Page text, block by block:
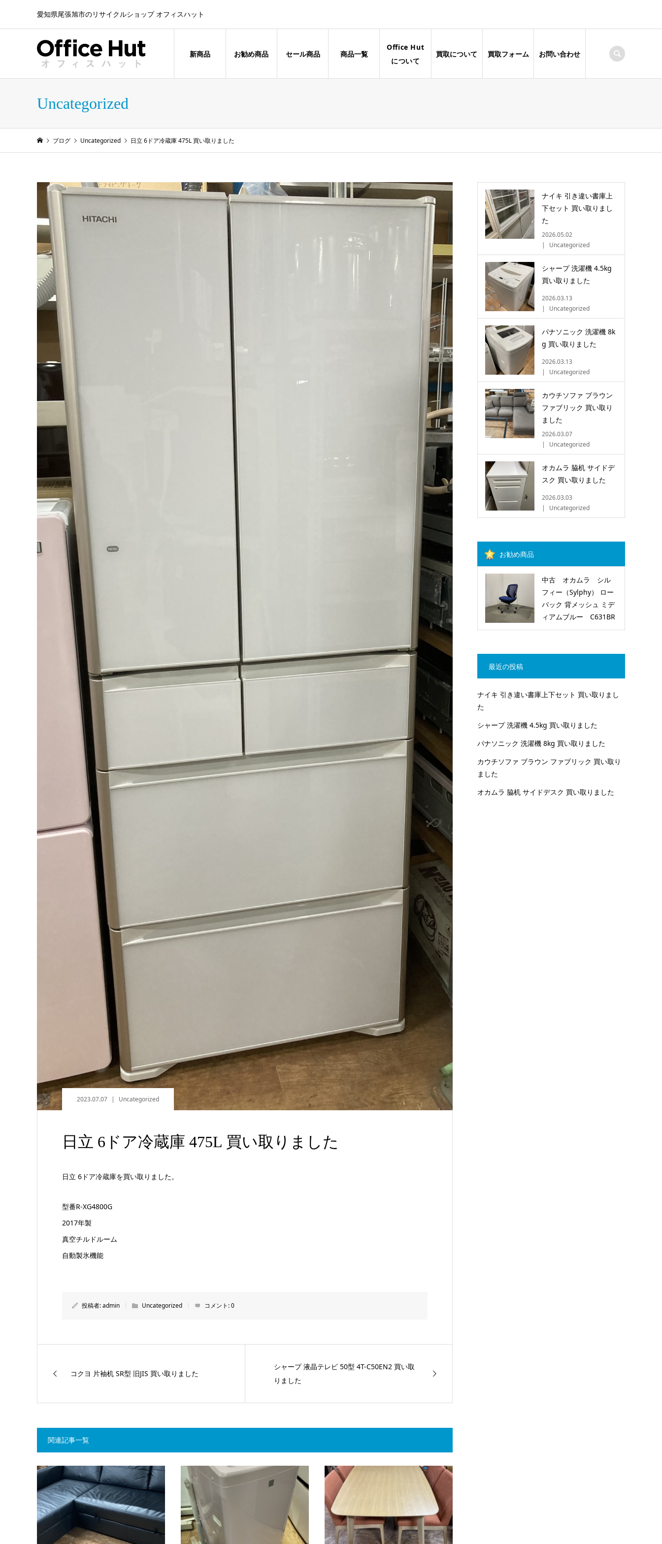
愛知県尾張旭市のリサイクルショップ オフィスハット
新商品 お勧め商品 セール商品 商品一覧
Office Hut
について
買取について 買取フォーム お問い合わせ
Uncategorized
ブログ Uncategorized 日立 6ドア冷蔵庫 475L 買い取りました
2023.07.07 Uncategorized
日立 6ドア冷蔵庫 475L 買い取りました
日立 6ドア冷蔵庫を買い取りました。
型番R-XG4800G
2017年製
真空チルドルーム
自動製氷機能
投稿者:admin Uncategorized コメント:0
コクヨ 片袖机 SR型 旧JIS 買い取りました
シャープ 液晶テレビ 50型 4T-C50EN2 買い取
りました
関連記事一覧
ナイキ 引き違い書庫上
下セット 買い取りまし
た
2026.05.02
Uncategorized
シャープ 洗濯機 4.5kg
買い取りました
2026.03.13
Uncategorized
パナソニック 洗濯機 8k
g 買い取りました
2026.03.13
Uncategorized
カウチソファ ブラウン
ファブリック 買い取り
ました
2026.03.07
Uncategorized
オカムラ 脇机 サイドデ
スク 買い取りました
2026.03.03
Uncategorized
お勧め商品
中古 オカムラ シル
フィー（Sylphy） ロー
バック 背メッシュ ミデ
ィアムブルー C631BR
FMP3 (OC202105191)
最近の投稿
ナイキ 引き違い書庫上下セット 買い取りまし
た
シャープ 洗濯機 4.5kg 買い取りました
パナソニック 洗濯機 8kg 買い取りました
カウチソファ ブラウン ファブリック 買い取り
ました
オカムラ 脇机 サイドデスク 買い取りました